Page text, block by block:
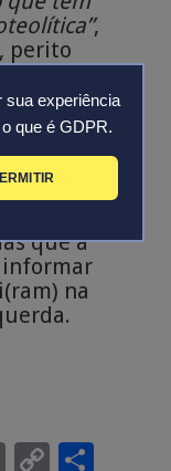
sua experiência
que é GDPR.
,
perito
da
dos
a vítima foi
é possível
que a
informar
na
E
C